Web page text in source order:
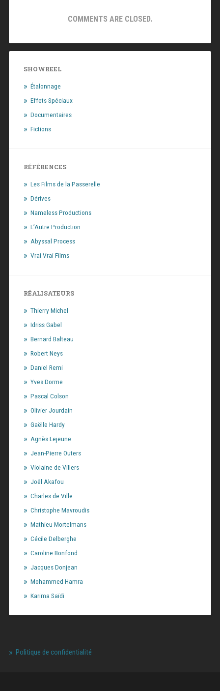
COMMENTS ARE CLOSED.
SHOWREEL
Étalonnage
Effets Spéciaux
Documentaires
Fictions
RÉFÉRENCES
Les Films de la Passerelle
Dérives
Nameless Productions
L’Autre Production
Abyssal Process
Vrai Vrai Films
RÉALISATEURS
Thierry Michel
Idriss Gabel
Bernard Balteau
Robert Neys
Daniel Remi
Yves Dorme
Pascal Colson
Olivier Jourdain
Gaëlle Hardy
Agnès Lejeune
Jean-Pierre Outers
Violaine de Villers
Joël Akafou
Charles de Ville
Christophe Mavroudis
Mathieu Mortelmans
Cécile Delberghe
Caroline Bonfond
Jacques Donjean
Mohammed Hamra
Karima Saïdi
Politique de confidentialité